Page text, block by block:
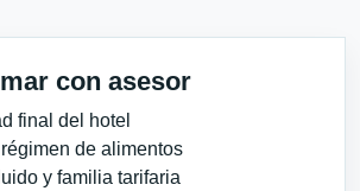
con asesor
final del hotel
de alimentos
y familia tarifaria